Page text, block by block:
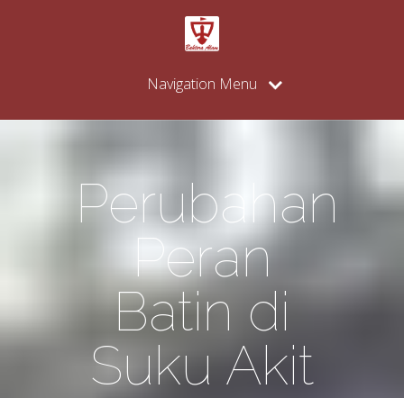
Navigation Menu
Perubahan
Peran
Batin di
Suku Akit